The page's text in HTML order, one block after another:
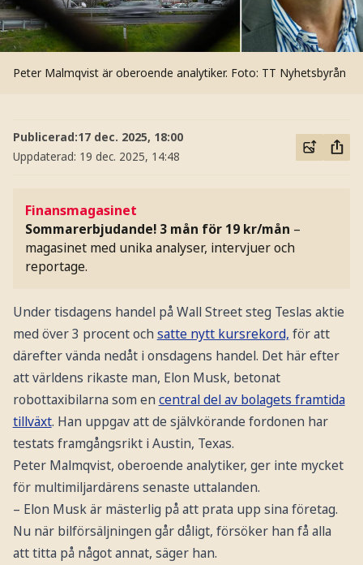
Peter Malmqvist är oberoende analytiker. Foto: TT Nyhetsbyrån
Publicerad:17 dec. 2025, 18:00
Uppdaterad: 19 dec. 2025, 14:48
Finansmagasinet
Sommarerbjudande! 3 mån för 19 kr/mån –
magasinet med unika analyser, intervjuer och
reportage.
Under tisdagens handel på Wall Street steg Teslas aktie
med över 3 procent och satte nytt kursrekord, för att
därefter vända nedåt i onsdagens handel. Det här efter
att världens rikaste man, Elon Musk, betonat
robottaxibilarna som en central del av bolagets framtida
tillväxt. Han uppgav att de självkörande fordonen har
testats framgångsrikt i Austin, Texas.
Peter Malmqvist, oberoende analytiker, ger inte mycket
för multimiljardärens senaste uttalanden.
– Elon Musk är mästerlig på att prata upp sina företag.
Nu när bilförsäljningen går dåligt, försöker han få alla
att titta på något annat, säger han.